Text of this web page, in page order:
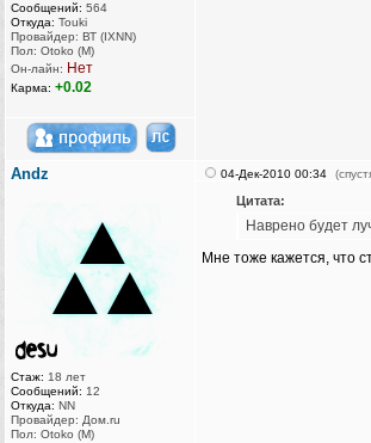
Сообщений: 564
Откуда: Touki
Провайдер: ВТ (IXNN)
Пол: Otoko (M)
Он-лайн: Нет
Карма: +0.02
Andz
Стаж: 18 лет
Сообщений: 12
Откуда: NN
Провайдер: Дом.ru
Пол: Otoko (M)
04-Дек-2010 00:34
Цитата:
Наврено будет
Мне тоже кажется, что